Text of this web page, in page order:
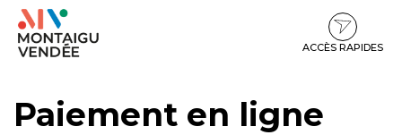
Gestion des traceurs
Aller
Aller
contenu
Aller
pied
ACCÈS RAPIDES
Paiement en ligne